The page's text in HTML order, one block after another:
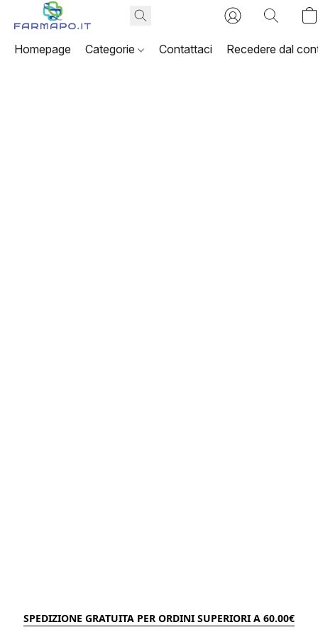
Homepage Categorie Contattaci Recedere dal
SPEDIZIONE GRATUITA PER ORDINI SUPERIORI A 60.00€